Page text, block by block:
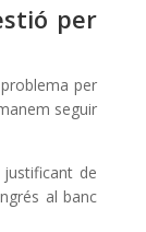
per
per
seguir
justificant de
al banc